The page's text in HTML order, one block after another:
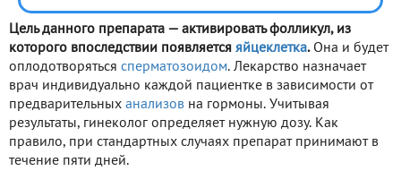
Цель данного препарата — активировать фолликул, из
которого впоследствии появляется яйцеклетка. Она и будет
оплодотворяться сперматозоидом. Лекарство назначает
врач индивидуально каждой пациентке в зависимости от
предварительных анализов на гормоны. Учитывая
результаты, гинеколог определяет нужную дозу. Как
правило, при стандартных случаях препарат принимают в
течение пяти дней.